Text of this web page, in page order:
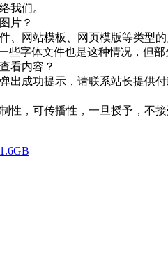
我们。
片？
、网站模板、网页模版等类型
些字体文件也是这种情况，但
看内容？
出成功提示，请联系站长提供
性，可传播性，一旦授予，不